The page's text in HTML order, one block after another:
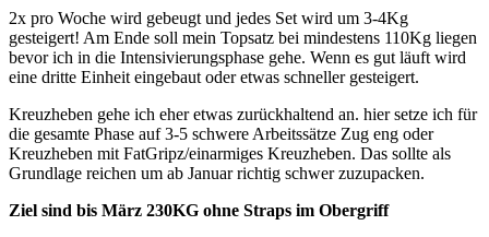
2x pro Woche wird gebeugt und jedes Set wird um 3-4Kg
gesteigert! Am Ende soll mein Topsatz bei mindestens 110Kg liegen
bevor ich in die Intensivierungsphase gehe. Wenn es gut läuft wird
eine dritte Einheit eingebaut oder etwas schneller gesteigert.
Kreuzheben gehe ich eher etwas zurückhaltend an. hier setze ich für
die gesamte Phase auf 3-5 schwere Arbeitssätze Zug eng oder
Kreuzheben mit FatGripz/einarmiges Kreuzheben. Das sollte als
Grundlage reichen um ab Januar richtig schwer zuzupacken.
Ziel sind bis März 230KG ohne Straps im Obergriff